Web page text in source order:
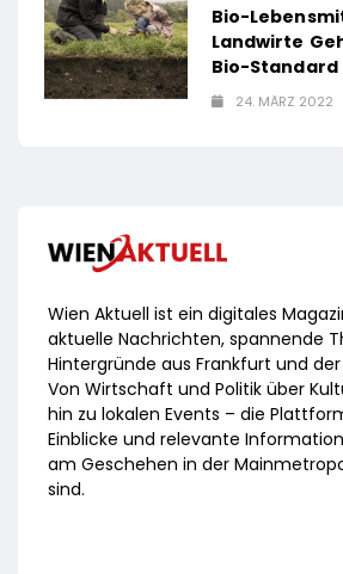
Bio-
Landwirte
Bio-Standard
24. MÄRZ 2022
Wien Aktuell ist ein digitales
aktuelle Nachrichten, spannende
Hintergründe aus Frankfurt und
Von Wirtschaft und Politik über
hin zu lokalen Events – die
Einblicke und relevante
am Geschehen in der
sind.